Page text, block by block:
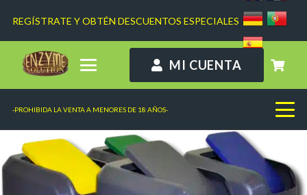
REGÍSTRATE Y OBTÉN DESCUENTOS ESPECIALES
MI CUENTA
-PROHIBIDA LA VENTA A MENORES DE 18 AÑOS-